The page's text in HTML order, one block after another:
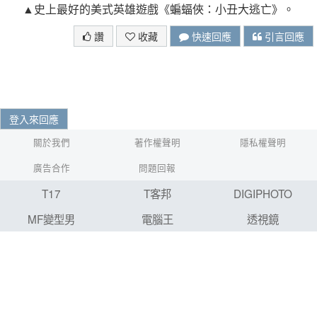
▲史上最好的美式英雄遊戲《蝙蝠俠：小丑大逃亡》。
讚 收藏 快速回應 引言回應
登入來回應
關於我們 著作權聲明
隱私權聲明
廣告合作
問題回報
T17 T客邦
DIGIPHOTO
MF變型男
電腦王 透視鏡